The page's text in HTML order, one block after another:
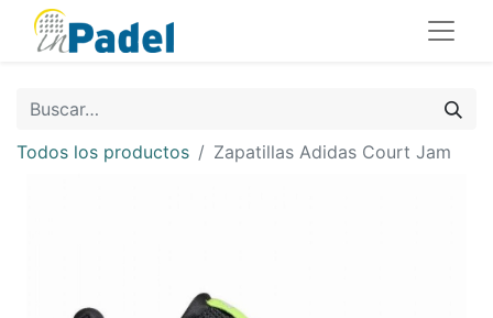
Todos los productos Zapatillas Adidas Court Jam